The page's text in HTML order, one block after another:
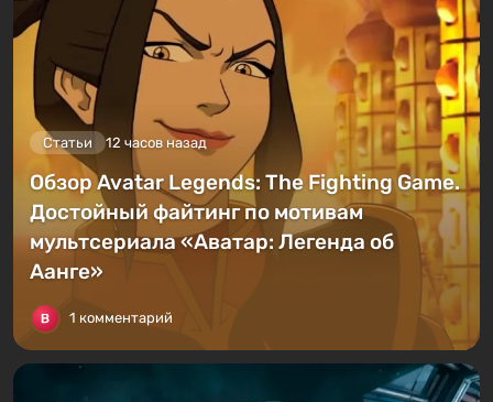
Статьи 12 часов назад
Обзор Avatar Legends: The Fighting Game.
Достойный файтинг по мотивам
мультсериала «Аватар: Легенда об
Аанге»
1 комментарий